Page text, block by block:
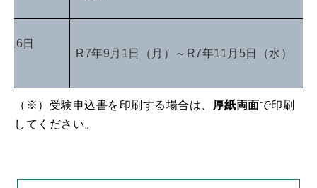
16日
R7年9月1日（月）～R7年11月5日（水）
（※）受験申込書を印刷する場合は、 厚紙両面で印刷
してください。